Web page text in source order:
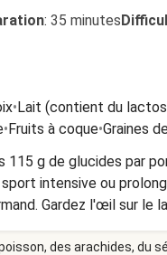
: 35 minutes
•Lait (contient du
•Fruits à coque•Graines
115 g de glucides
intensive ou
Gardez l'œil sur le
des arachides, du